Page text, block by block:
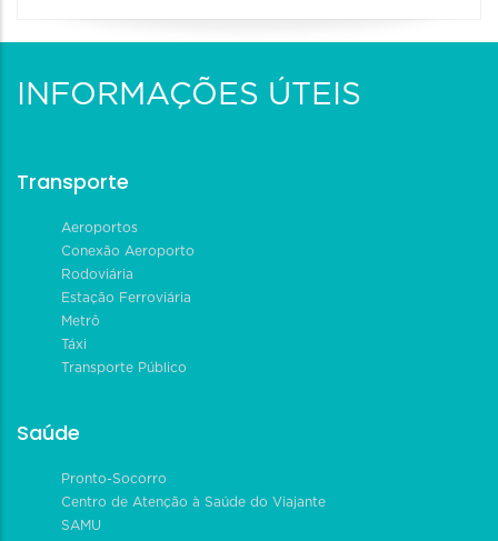
INFORMAÇÕES ÚTEIS
Transporte
Aeroportos
Conexão Aeroporto
Rodoviária
Estação Ferroviária
Metrô
Táxi
Transporte Público
Saúde
Pronto-Socorro
Centro de Atenção à Saúde do Viajante
SAMU